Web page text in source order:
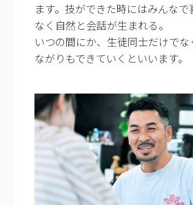
ます。技ができた時にはみんな
なく自然と会話が生まれる。
いつの間にか、生徒同士だけで
ながりもできていくといいます。